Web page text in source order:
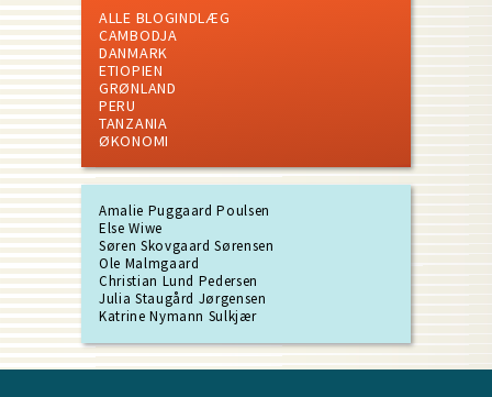
ALLE BLOGINDLÆG
CAMBODJA
DANMARK
ETIOPIEN
GRØNLAND
PERU
TANZANIA
ØKONOMI
Amalie Puggaard Poulsen
Else Wiwe
Søren Skovgaard Sørensen
Ole Malmgaard
Christian Lund Pedersen
Julia Staugård Jørgensen
Katrine Nymann Sulkjær